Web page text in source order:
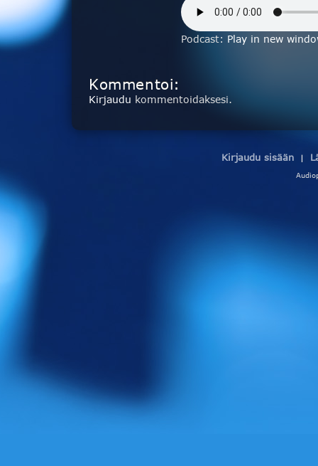
Podcast: Play in new
Kommentoi:
Kirjaudu kommentoidaksesi.
Kirjaudu sisään |